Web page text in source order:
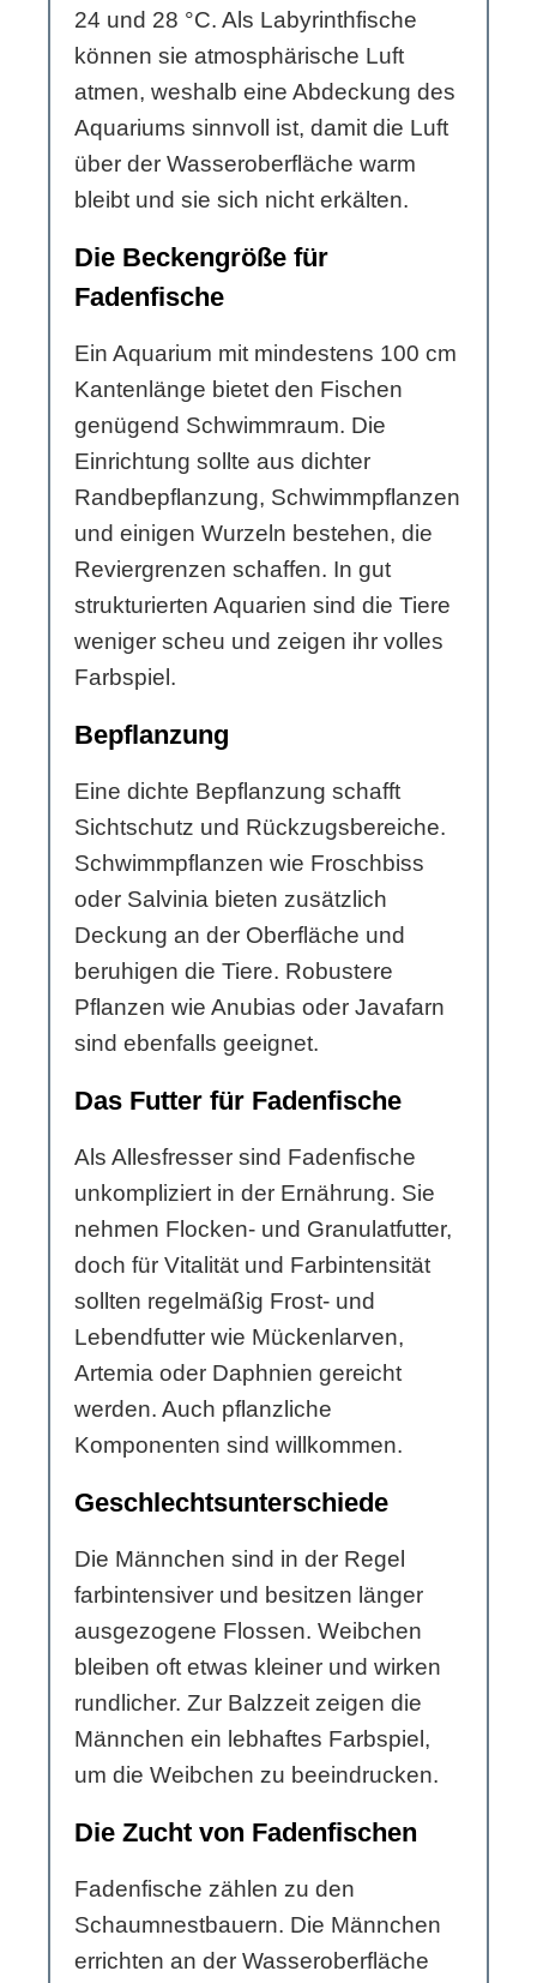
24 und 28 °C. Als Labyrinthfische
können sie atmosphärische Luft
atmen, weshalb eine Abdeckung des
Aquariums sinnvoll ist, damit die Luft
über der Wasseroberfläche warm
bleibt und sie sich nicht erkälten.
Die Beckengröße für
Fadenfische
Ein Aquarium mit mindestens 100 cm
Kantenlänge bietet den Fischen
genügend Schwimmraum. Die
Einrichtung sollte aus dichter
Randbepflanzung, Schwimmpflanzen
und einigen Wurzeln bestehen, die
Reviergrenzen schaffen. In gut
strukturierten Aquarien sind die Tiere
weniger scheu und zeigen ihr volles
Farbspiel.
Bepflanzung
Eine dichte Bepflanzung schafft
Sichtschutz und Rückzugsbereiche.
Schwimmpflanzen wie Froschbiss
oder Salvinia bieten zusätzlich
Deckung an der Oberfläche und
beruhigen die Tiere. Robustere
Pflanzen wie Anubias oder Javafarn
sind ebenfalls geeignet.
Das Futter für Fadenfische
Als Allesfresser sind Fadenfische
unkompliziert in der Ernährung. Sie
nehmen Flocken- und Granulatfutter,
doch für Vitalität und Farbintensität
sollten regelmäßig Frost- und
Lebendfutter wie Mückenlarven,
Artemia oder Daphnien gereicht
werden. Auch pflanzliche
Komponenten sind willkommen.
Geschlechtsunterschiede
Die Männchen sind in der Regel
farbintensiver und besitzen länger
ausgezogene Flossen. Weibchen
bleiben oft etwas kleiner und wirken
rundlicher. Zur Balzzeit zeigen die
Männchen ein lebhaftes Farbspiel,
um die Weibchen zu beeindrucken.
Die Zucht von Fadenfischen
Fadenfische zählen zu den
Schaumnestbauern. Die Männchen
errichten an der Wasseroberfläche